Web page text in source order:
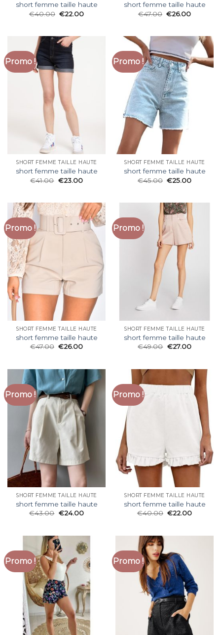
short femme taille haute
€40.00 €22.00
short femme taille haute
€47.00 €26.00
Promo !
SHORT FEMME TAILLE HAUTE
short femme taille haute
€41.00 €23.00
Promo !
SHORT FEMME TAILLE HAUTE
short femme taille haute
€45.00 €25.00
Promo !
SHORT FEMME TAILLE HAUTE
short femme taille haute
€47.00 €26.00
Promo !
SHORT FEMME TAILLE HAUTE
short femme taille haute
€49.00 €27.00
Promo !
SHORT FEMME TAILLE HAUTE
short femme taille haute
€43.00 €24.00
Promo !
SHORT FEMME TAILLE HAUTE
short femme taille haute
€40.00 €22.00
Promo ! Promo !